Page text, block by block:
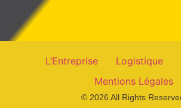
L’Entreprise Logistique
Mentions Légales
© 2026 All Rights